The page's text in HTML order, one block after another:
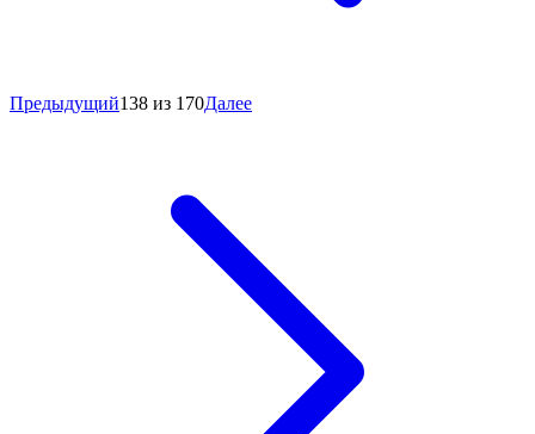
Предыдущий138 из 170Далее